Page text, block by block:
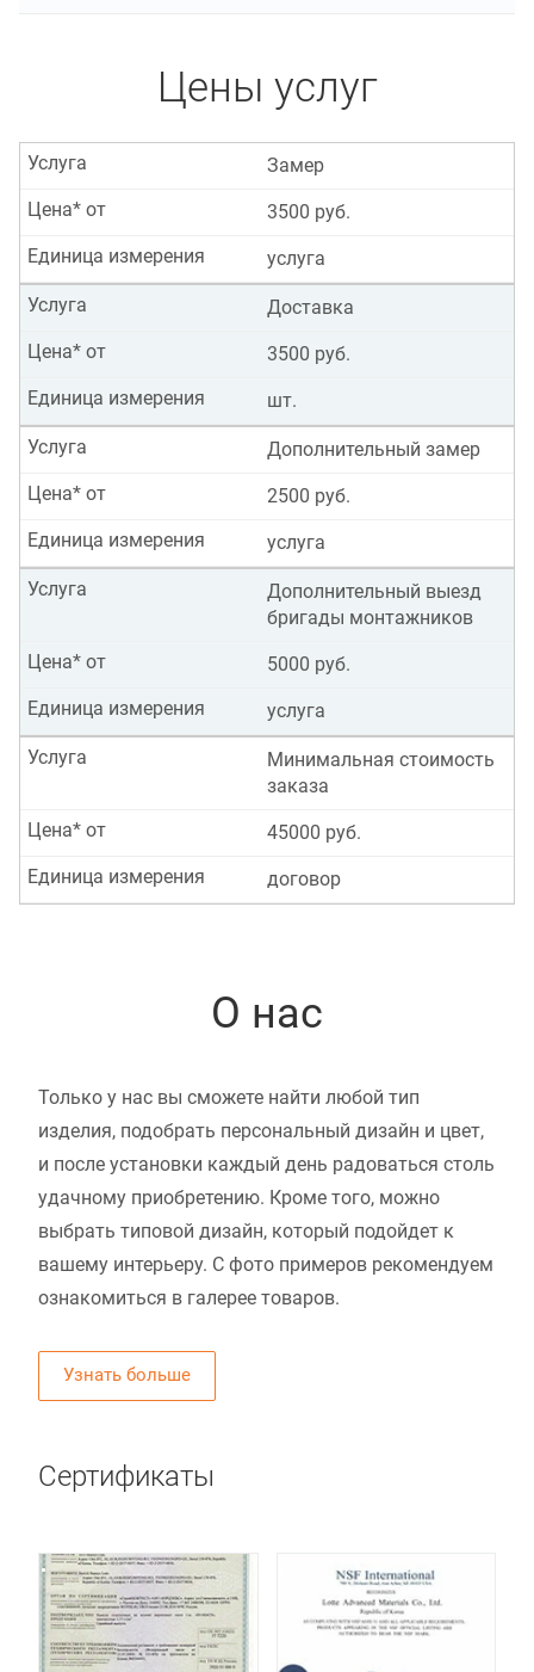
Цены услуг
Замер
Услуга
3500 руб.
Цена* от
услуга
Единица измерения
Доставка
Услуга
3500 руб.
Цена* от
шт.
Единица измерения
Дополнительный замер
Услуга
2500 руб.
Цена* от
услуга
Единица измерения
Дополнительный выезд
бригады монтажников
Услуга
5000 руб.
Цена* от
услуга
Единица измерения
Минимальная стоимость
заказа
Услуга
45000 руб.
Цена* от
договор
Единица измерения
О нас
Только у нас вы сможете найти любой тип
изделия, подобрать персональный дизайн и цвет,
и после установки каждый день радоваться столь
удачному приобретению. Кроме того, можно
выбрать типовой дизайн, который подойдет к
вашему интерьеру. С фото примеров рекомендуем
ознакомиться в галерее товаров.
Узнать больше
Сертификаты